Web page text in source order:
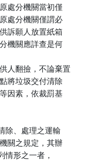
處分機關當初僅
處分機關僅謂必
訴願人放置紙箱
機關應詳查是何
人翻撿，不論棄置
將垃圾交付清除
因素，依裁罰基
除、處理之運輸
關之規定，其辦
情形之一者，